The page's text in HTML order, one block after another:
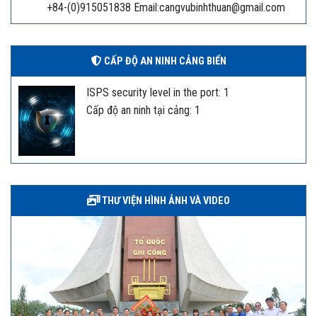
+84-(0)915051838 Email:cangvubinhthuan@gmail.com
CẤP ĐỘ AN NINH CẢNG BIỂN
ISPS security level in the port: 1
Cấp độ an ninh tại cảng: 1
THƯ VIỆN HÌNH ẢNH VÀ VIDEO